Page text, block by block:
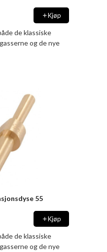
Kjøp
de klassiske
og de nye
55
Kjøp
de klassiske
og de nye